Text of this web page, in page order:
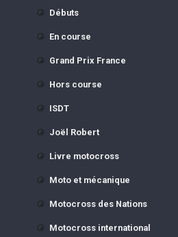
Débuts
En course
Grand Prix France
Hors course
ISDT
Joël Robert
Livre motocross
Moto et mécanique
Motocross des Nations
Motocross international